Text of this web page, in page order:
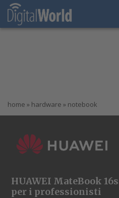
home » hardware » notebook
HUAWEI MateBook
per i professionisti